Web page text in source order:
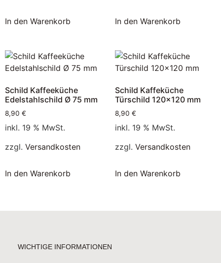
In den Warenkorb In den Warenkorb
Schild Kaffeeküche
Edelstahlschild Ø 75 mm
8,90 €
inkl. 19 % MwSt.
zzgl. Versandkosten
In den Warenkorb
Schild Kaffeküche
Türschild 120×120 mm
8,90 €
inkl. 19 % MwSt.
zzgl. Versandkosten
In den Warenkorb
WICHTIGE INFORMATIONEN